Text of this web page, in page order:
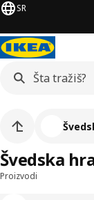
SR
Proizvodi
Švedska